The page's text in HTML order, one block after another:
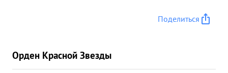
Поделиться
Орден Красной Звезды